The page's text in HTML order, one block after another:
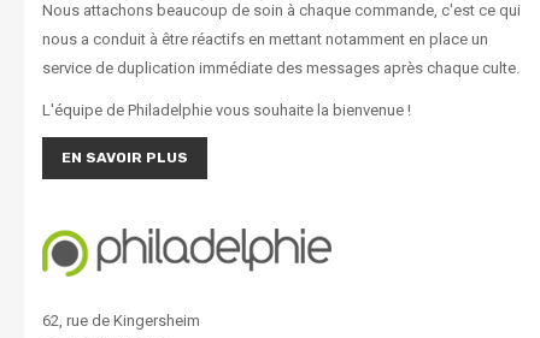
Nous attachons beaucoup de soin à chaque commande, c'est ce qui
nous a conduit à être réactifs en mettant notamment en place un
service de duplication immédiate des messages après chaque culte.
L'équipe de Philadelphie vous souhaite la bienvenue !
EN SAVOIR PLUS
62, rue de Kingersheim